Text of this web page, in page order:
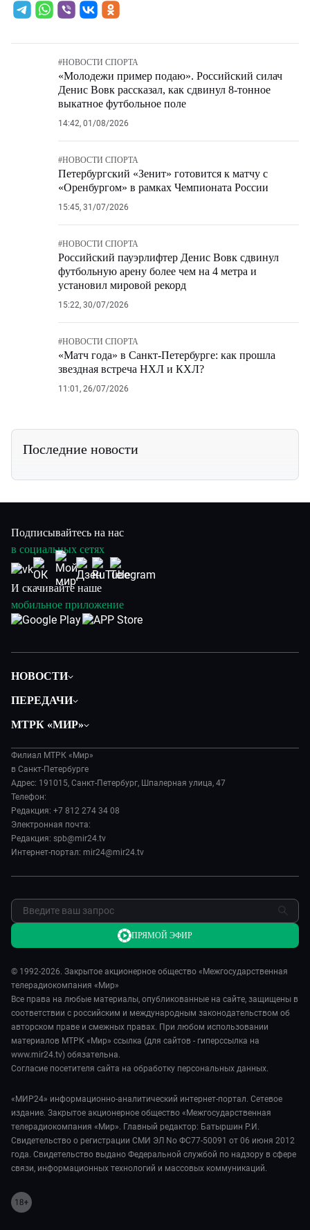
#НОВОСТИ СПОРТА
«Молодежи пример подаю». Российский силач
Денис Вовк рассказал, как сдвинул 8-тонное
выкатное футбольное поле
14:42, 01/08/2026
#НОВОСТИ СПОРТА
Петербургский «Зенит» готовится к матчу с
«Оренбургом» в рамках Чемпионата России
15:45, 31/07/2026
#НОВОСТИ СПОРТА
Российский пауэрлифтер Денис Вовк сдвинул
футбольную арену более чем на 4 метра и
установил мировой рекорд
15:22, 30/07/2026
#НОВОСТИ СПОРТА
«Матч года» в Санкт-Петербурге: как прошла
звездная встреча НХЛ и КХЛ?
11:01, 26/07/2026
Последние новости
Подписывайтесь на нас
в социальных сетях
И скачивайте наше
мобильное приложение
НОВОСТИ
Происшествия
Экономика
Культура
ПЕРЕДАЧИ
Игра в кино
Исторический детектив
Миллион за 5 минут
МИР. Мнение
Мировое соглашение
Пять причин поехать в...
МТРК «МИР»
История
Руководство
Новости компании
Пресса о нас
Карьера
Реклама
Обратная связь
Филиал МТРК «Мир»
в Санкт-Петербурге
Адрес: 191015, Санкт-Петербург, Шпалерная улица, 47
Телефон:
Редакция: +7 812 274 34 08
Электронная почта:
Редакция: spb@mir24.tv
Интернет-портал: mir24@mir24.tv
© 1992-2026. Закрытое акционерное общество «Межгосударственная
телерадиокомпания «Мир»
Все права на любые материалы, опубликованные на сайте, защищены в
соответствии с российским и международным законодательством об
авторском праве и смежных правах. При любом использовании
материалов МТРК «Мир» ссылка (для сайтов - гиперссылка на
www.mir24.tv) обязательна.
Согласие посетителя сайта на обработку персональных данных.
«МИР24» информационно-аналитический интернет-портал. Сетевое
издание. Закрытое акционерное общество «Межгосударственная
телерадиокомпания «Мир». Главный редактор: Батыршин Р.И.
Свидетельство о регистрации СМИ ЭЛ No ФС77-50091 от 06 июня 2012
года. Свидетельство выдано Федеральной службой по надзору в сфере
связи, информационных технологий и массовых коммуникаций.
ПРЯМОЙ ЭФИР